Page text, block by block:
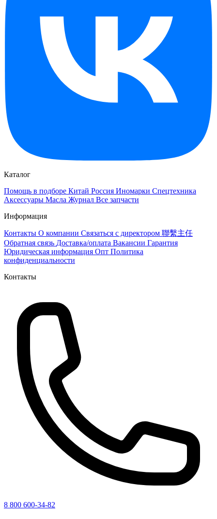
Каталог
Помощь в подборе Китай Россия Иномарки Спецтехника
Аксессуары Масла Журнал Все запчасти
Информация
Контакты О компании Связаться с директором 聯繫主任
Обратная связь Доставка/оплата Вакансии Гарантия
Юридическая информация Опт Политика
конфиденциальности
Контакты
8 800 600-34-82